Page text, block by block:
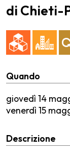
di Chieti-
Quando
giovedì 14
venerdì 15
Descrizione